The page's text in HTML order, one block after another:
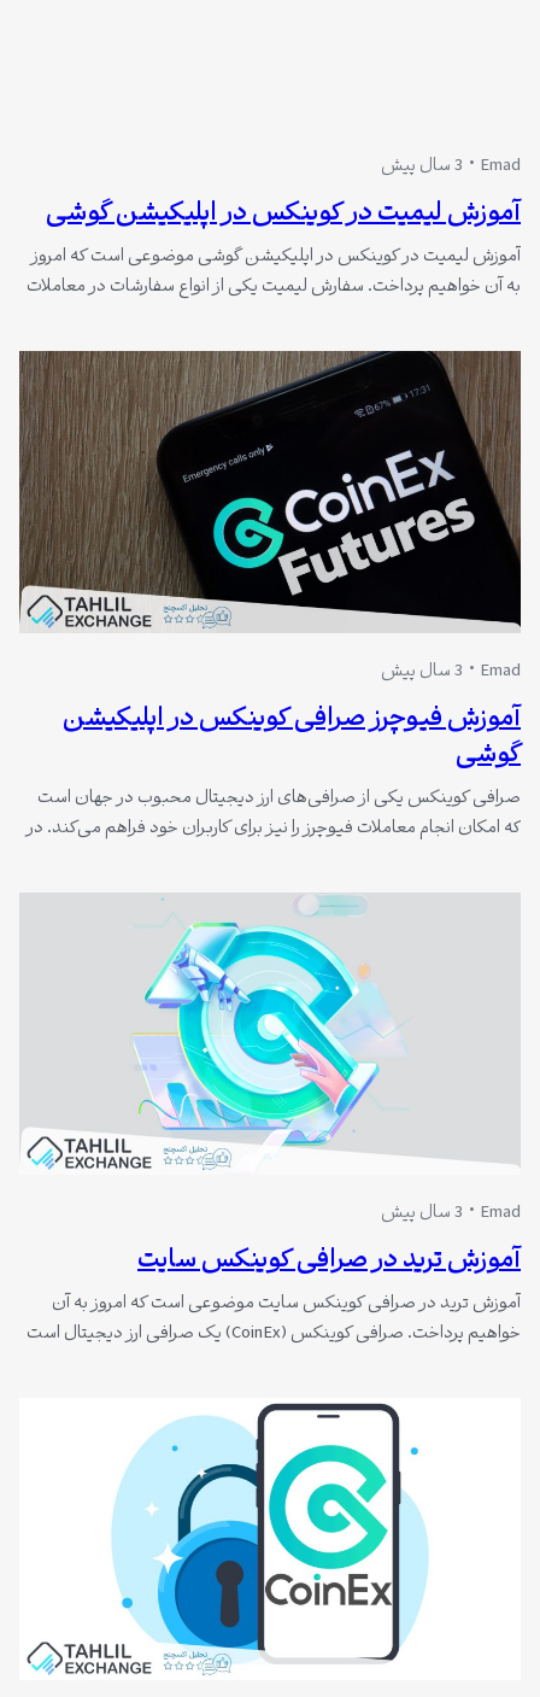
Emad 3 سال پیش
آموزش لیمیت در کوینکس در اپلیکیشن گوشی
آموزش لیمیت در کوینکس در اپلیکیشن گوشی موضوعی است که امروز
به آن خواهیم پرداخت. سفارش لیمیت یکی از انواع سفارشات در معاملات
یا فروش یک ارز دیجیتال تعیین کنید.
Emad 3 سال پیش
آموزش فیوچرز صرافی کوینکس در اپلیکیشن
گوشی
صرافی کوینکس یکی از صرافی‌های ارز دیجیتال محبوب در جهان است
که امکان انجام معاملات فیوچرز را نیز برای کاربران خود فراهم می‌کند. در
گوشی خواهیم پرداخت.
Emad 3 سال پیش
آموزش ترید در صرافی کوینکس سایت
آموزش ترید در صرافی کوینکس سایت موضوعی است که امروز به آن
خواهیم پرداخت. صرافی کوینکس (CoinEx) یک صرافی ارز دیجیتال است